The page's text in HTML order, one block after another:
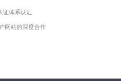
证体系认证
网站的深度合作